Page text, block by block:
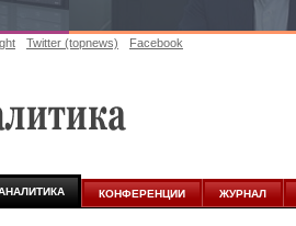
Twitter (topnews) Facebook
КОНФЕРЕНЦИИ ЖУРНАЛ